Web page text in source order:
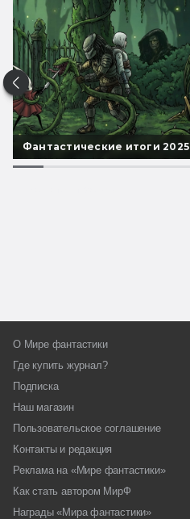
Фантастические итоги 2025
О Мире фантастики
Где купить журнал?
Подписка
Наш магазин
Пользовательское соглашение
Контакты и редакция
Реклама на «Мире фантастики»
Как стать автором МирФ
Награды «Мира фантастики»